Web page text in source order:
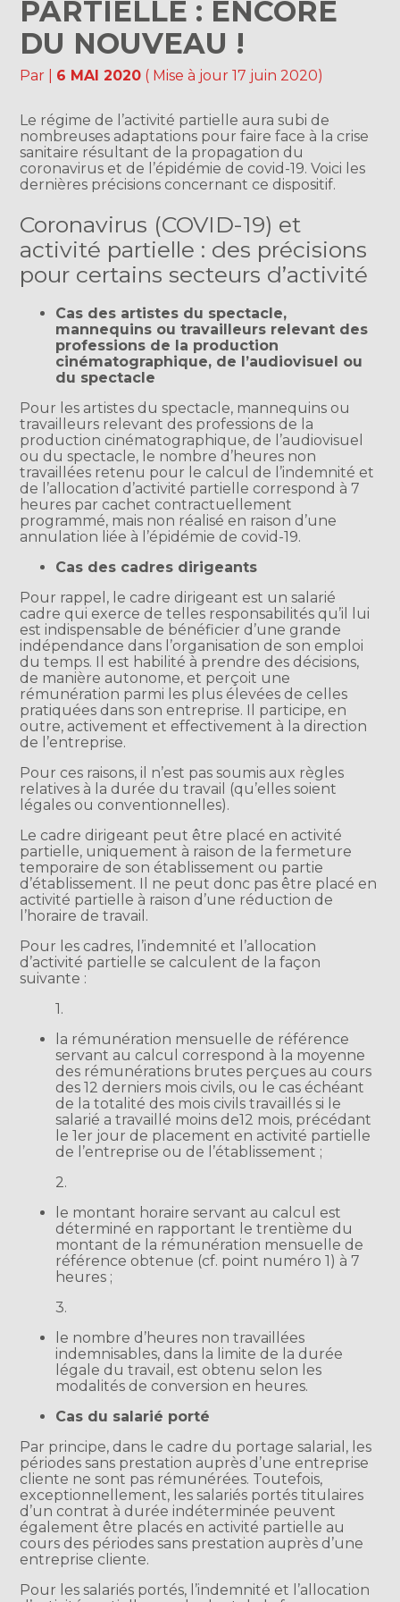
PARTIELLE : ENCORE
DU NOUVEAU !
Par 6 MAI 2020 ( Mise à jour 17 juin 2020)
Le régime de l’activité partielle aura subi de
nombreuses adaptations pour faire face à la crise
sanitaire résultant de la propagation du
coronavirus et de l’épidémie de covid-19. Voici les
dernières précisions concernant ce dispositif.
Coronavirus (COVID-19) et
activité partielle : des précisions
pour certains secteurs d’activité
Cas des artistes du spectacle,
mannequins ou travailleurs relevant des
professions de la production
cinématographique, de l’audiovisuel ou
du spectacle
Pour les artistes du spectacle, mannequins ou
travailleurs relevant des professions de la
production cinématographique, de l’audiovisuel
ou du spectacle, le nombre d’heures non
travaillées retenu pour le calcul de l’indemnité et
de l’allocation d’activité partielle correspond à 7
heures par cachet contractuellement
programmé, mais non réalisé en raison d’une
annulation liée à l’épidémie de covid-19.
Cas des cadres dirigeants
Pour rappel, le cadre dirigeant est un salarié
cadre qui exerce de telles responsabilités qu’il lui
est indispensable de bénéficier d’une grande
indépendance dans l’organisation de son emploi
du temps. Il est habilité à prendre des décisions,
de manière autonome, et perçoit une
rémunération parmi les plus élevées de celles
pratiquées dans son entreprise. Il participe, en
outre, activement et effectivement à la direction
de l’entreprise.
Pour ces raisons, il n’est pas soumis aux règles
relatives à la durée du travail (qu’elles soient
légales ou conventionnelles).
Le cadre dirigeant peut être placé en activité
partielle, uniquement à raison de la fermeture
temporaire de son établissement ou partie
d’établissement. Il ne peut donc pas être placé en
activité partielle à raison d’une réduction de
l’horaire de travail.
Pour les cadres, l’indemnité et l’allocation
d’activité partielle se calculent de la façon
suivante :
1.
la rémunération mensuelle de référence
servant au calcul correspond à la moyenne
des rémunérations brutes perçues au cours
des 12 derniers mois civils, ou le cas échéant
de la totalité des mois civils travaillés si le
salarié a travaillé moins de12 mois, précédant
le 1er jour de placement en activité partielle
de l’entreprise ou de l’établissement ;
2.
le montant horaire servant au calcul est
déterminé en rapportant le trentième du
montant de la rémunération mensuelle de
référence obtenue (cf. point numéro 1) à 7
heures ;
3.
le nombre d’heures non travaillées
indemnisables, dans la limite de la durée
légale du travail, est obtenu selon les
modalités de conversion en heures.
Cas du salarié porté
Par principe, dans le cadre du portage salarial, les
périodes sans prestation auprès d’une entreprise
cliente ne sont pas rémunérées. Toutefois,
exceptionnellement, les salariés portés titulaires
d’un contrat à durée indéterminée peuvent
également être placés en activité partielle au
cours des périodes sans prestation auprès d’une
entreprise cliente.
Pour les salariés portés, l’indemnité et l’allocation